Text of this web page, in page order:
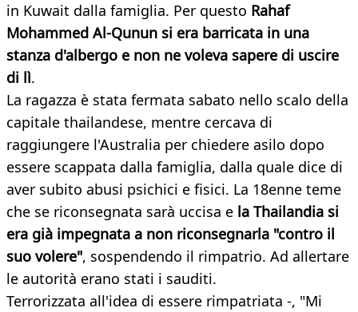
in Kuwait dalla famiglia. Per questo Rahaf
Mohammed Al-Qunun si era barricata in una
stanza d'albergo e non ne voleva sapere di uscire
di lì.
La ragazza è stata fermata sabato nello scalo della
capitale thailandese, mentre cercava di
raggiungere l'Australia per chiedere asilo dopo
essere scappata dalla famiglia, dalla quale dice di
aver subito abusi psichici e fisici. La 18enne teme
che se riconsegnata sarà uccisa e la Thailandia si
era già impegnata a non riconsegnarla "contro il
suo volere", sospendendo il rimpatrio. Ad allertare
le autorità erano stati i sauditi.
Terrorizzata all'idea di essere rimpatriata -, "Mi